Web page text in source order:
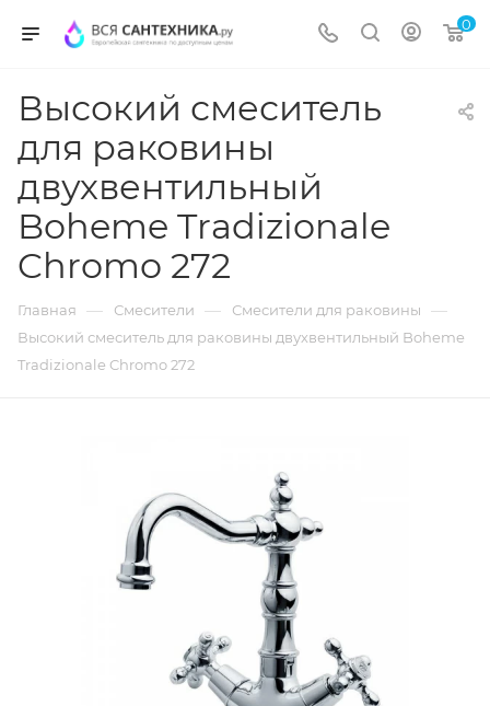
0
Высокий смеситель
для раковины
двухвентильный
Boheme Tradizionale
Chromo 272
Главная — Смесители — Смесители для раковины —
Высокий смеситель для раковины двухвентильный Boheme
Tradizionale Chromo 272